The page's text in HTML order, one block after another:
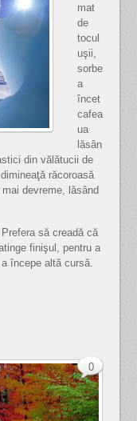
mat
de
tocul
uşii,
sorbe
a
încet
cafea
ua
lăsân
din vălătucii de
răcoroasă
devreme, lăsând
să creadă că
finişul, pentru a
începe altă cursă.
0